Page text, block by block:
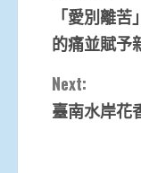
Reading
「愛別離
的痛並賦予
Next:
臺南水岸花